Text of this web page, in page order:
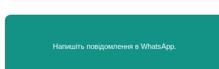
Напишіть повідомлення в WhatsApp.